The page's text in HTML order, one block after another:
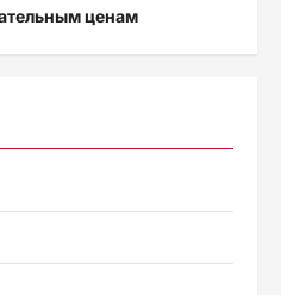
ценам